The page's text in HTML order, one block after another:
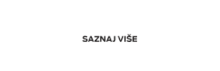
Empirijska potvrda različitog tržišnog rizika akcija Mtela a.d.